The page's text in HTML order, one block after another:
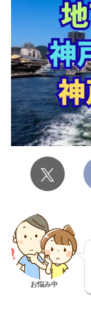
お悩み中